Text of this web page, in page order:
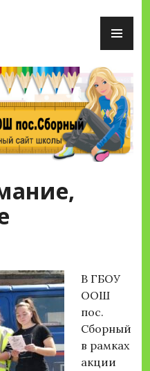
В ГБОУ
ООШ
пос.
Сборный
в рамках
акции